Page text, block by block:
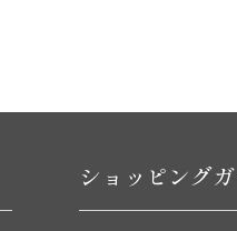
ショッピング